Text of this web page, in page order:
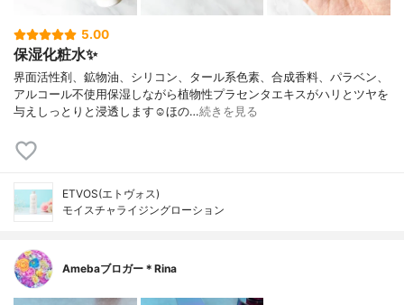
5.00
保湿化粧水✨
界面活性剤、鉱物油、シリコン、タール系色素、合成香料、パラベン、
アルコール不使用保湿しながら植物性プラセンタエキスがハリとツヤを
与えしっとりと浸透します☺︎ほの…続きを見る
ETVOS(エトヴォス)
モイスチャライジングローション
Amebaブロガー＊Rina